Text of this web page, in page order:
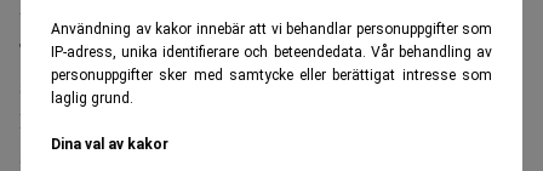
Användning av kakor innebär att vi behandlar personuppgifter som
IP-adress, unika identifierare och beteendedata. Vår behandling av
personuppgifter sker med samtycke eller berättigat intresse som
laglig grund.
Dina val av kakor
till Di Digital.
TIN Fonder investerar 75 miljoner kronor i kapital i
samband med rundan.
Dirac grundades i Uppsale 2010. Omsättningen har ökat
stadigt sedan dess, särskilt från och med 2013,